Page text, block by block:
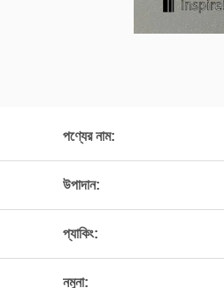
পণ্যের নাম:
উপাদান:
প্যাকিং:
নমুনা: